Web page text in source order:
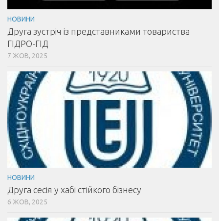
НОВИНИ
Друга зустріч із представниками товариства
ГІДРО-ГІД
7 ЖОВ, 2025
НОВИНИ
Друга сесія у хабі стійкого бізнесу
6 ЖОВ, 2025